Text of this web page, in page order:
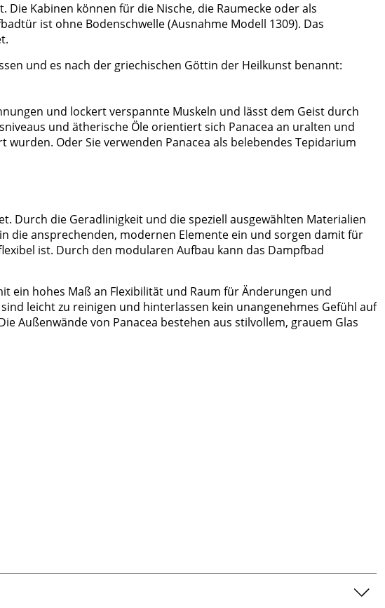
Kabinen können für die Nische, die Raumecke oder als
ist ohne Bodenschwelle (Ausnahme Modell 1309). Das
und es nach der griechischen Göttin der Heilkunst benannt:
und lockert verspannte Muskeln und lässt dem Geist durch
und ätherische Öle orientiert sich Panacea an uralten und
Oder Sie verwenden Panacea als belebendes Tepidarium
Durch die Geradlinigkeit und die speziell ausgewählten Materialien
die ansprechenden, modernen Elemente ein und sorgen damit für
ist. Durch den modularen Aufbau kann das Dampfbad
ein hohes Maß an Flexibilität und Raum für Änderungen und
leicht zu reinigen und hinterlassen kein unangenehmes Gefühl auf
Außenwände von Panacea bestehen aus stilvollem, grauem Glas